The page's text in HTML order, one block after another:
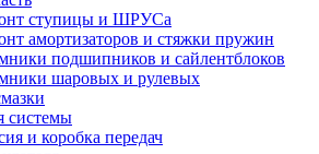
ступицы и ШРУСа
амортизаторов и стяжки пружин
подшипников и сайлентблоков
шаровых и рулевых
системы
и коробка передач